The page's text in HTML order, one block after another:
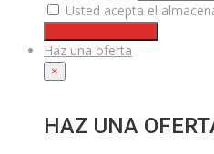
Usted acepta el
Haz una oferta
×
HAZ UNA